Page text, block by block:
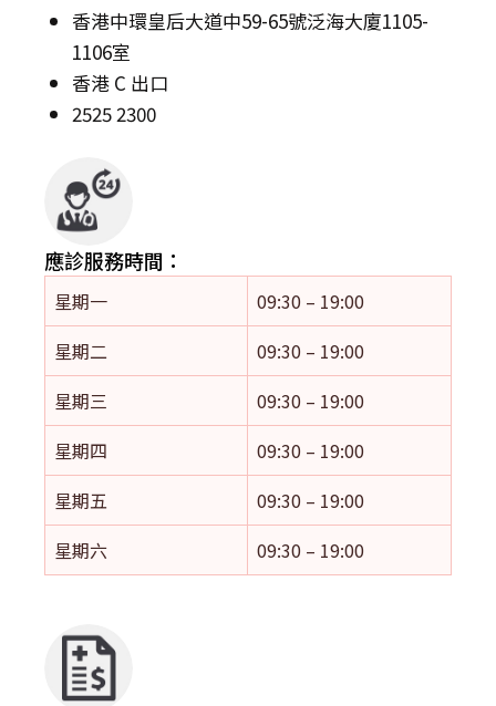
香港中環皇后大道中59-65號泛海大廈1105-
1106室
香港 C 出口
2525 2300
應診服務時間：
星期一
09:30 – 19:00
星期二
09:30 – 19:00
星期三
09:30 – 19:00
星期四
09:30 – 19:00
星期五
09:30 – 19:00
星期六
09:30 – 19:00